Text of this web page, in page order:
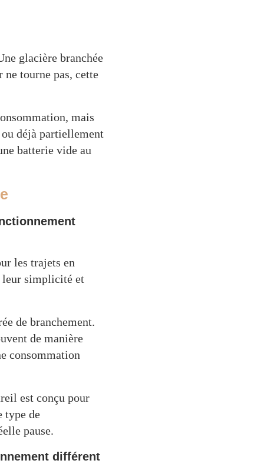
glacière branchée
tourne pas, cette
mais
déjà partiellement
batterie vide au
les trajets en
leur simplicité et
de branchement.
de manière
consommation
est conçu pour
type de
pause.
différent